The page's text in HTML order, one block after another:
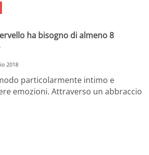
ha bisogno di almeno 8
2018
particolarmente intimo e
emozioni. Attraverso un abbraccio